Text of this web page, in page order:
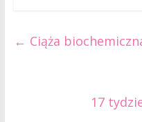
← Ciąża
17